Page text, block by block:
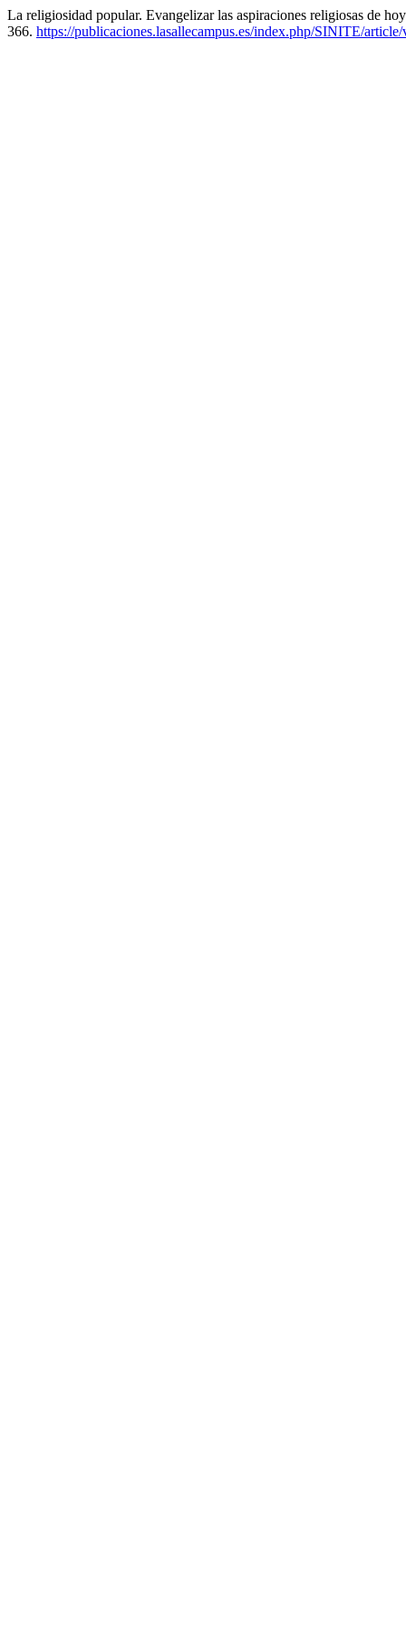
La religiosidad popular. Evangelizar las aspiraciones religiosas de
366. https://publicaciones.lasallecampus.es/index.php/SINITE/